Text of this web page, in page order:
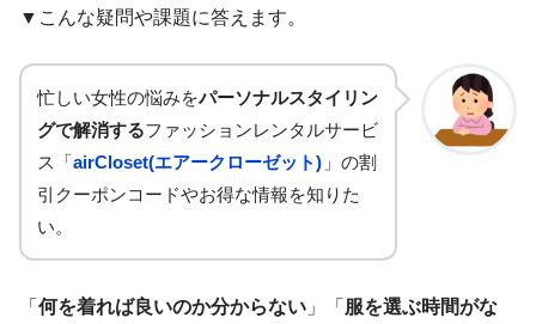
▼こんな疑問や課題に答えます。
忙しい女性の悩みをパーソナルスタイリン
グで解消するファッションレンタルサービ
ス「airCloset(エアークローゼット) 」の割
引クーポンコードやお得な情報を知りた
い。
「 何を着れば良いのか分からない 」「 服を選ぶ時間がな